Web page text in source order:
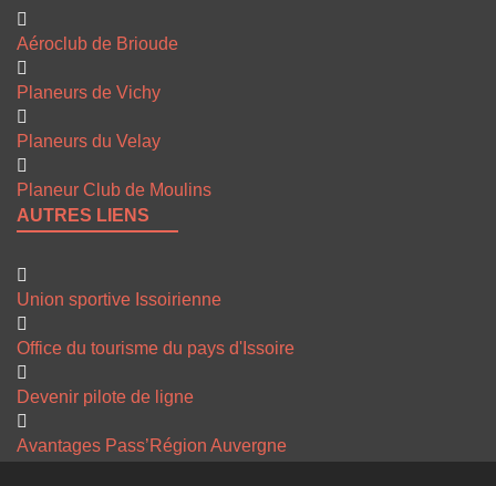
Aéroclub de Brioude
Planeurs de Vichy
Planeurs du Velay
Planeur Club de Moulins
AUTRES LIENS
Union sportive Issoirienne
Office du tourisme du pays d'Issoire
Devenir pilote de ligne
Avantages Pass’Région Auvergne